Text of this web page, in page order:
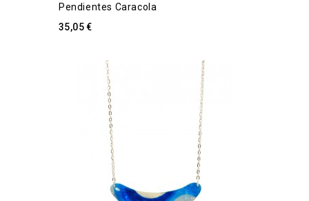
Pendientes Caracola
35,05 €